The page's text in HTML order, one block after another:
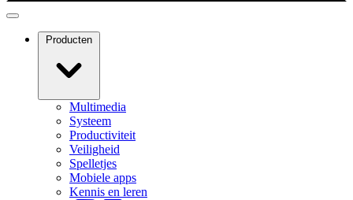
Producten
Multimedia
Systeem
Productiviteit
Veiligheid
Spelletjes
Mobiele apps
Kennis en leren